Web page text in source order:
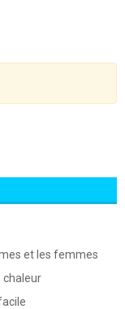
et les femmes
chaleur